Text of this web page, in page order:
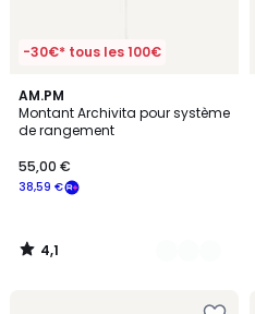
-30€* tous les 100€
AM.PM
Montant Archivita pour système
de rangement
38,59 €
55,00 €
4,1
/ 5
2
Couleurs
4,1
/